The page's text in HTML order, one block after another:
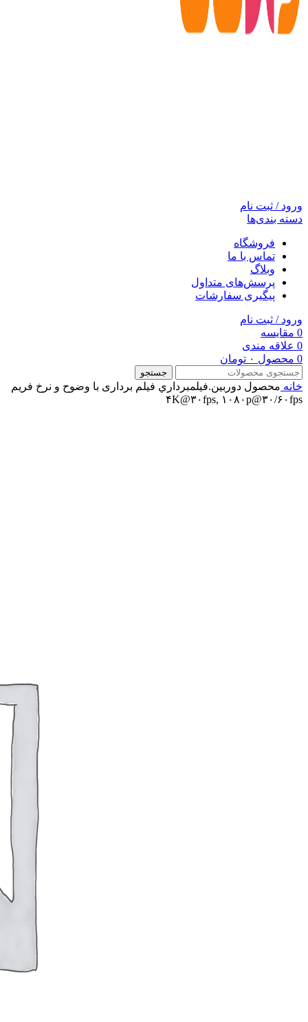
ورود / ثبت نام
دسته بندی‌ها
فروشگاه
تماس با ما
وبلاگ
پرسش‌های متداول
پیگیری سفارشات
ورود / ثبت نام
0 مقایسه
0 علاقه مندی
0 محصول ۰ تومان
جستجو
خانه محصول دوربين.فيلمبرداري فیلم برداری با وضوح و نرخ فریم
۴K@۳۰fps, ۱۰۸۰p@۳۰/۶۰fps